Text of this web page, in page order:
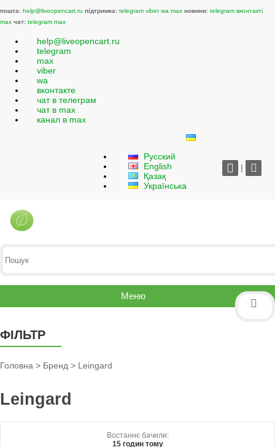
пошта: help@liveopencart.ru підтримка: telegram viber wa max новини: telegram вконтакті
max чат: telegram max
help@liveopencart.ru
telegram
max
viber
wa
вконтакте
чат в телеграм
чат в max
канал в max
Русский
English
Қазақ
Українська
|
Меню
ФІЛЬТР
Головна > Бренд > Leingard
Leingard
Востаннє бачили:
15 годин тому